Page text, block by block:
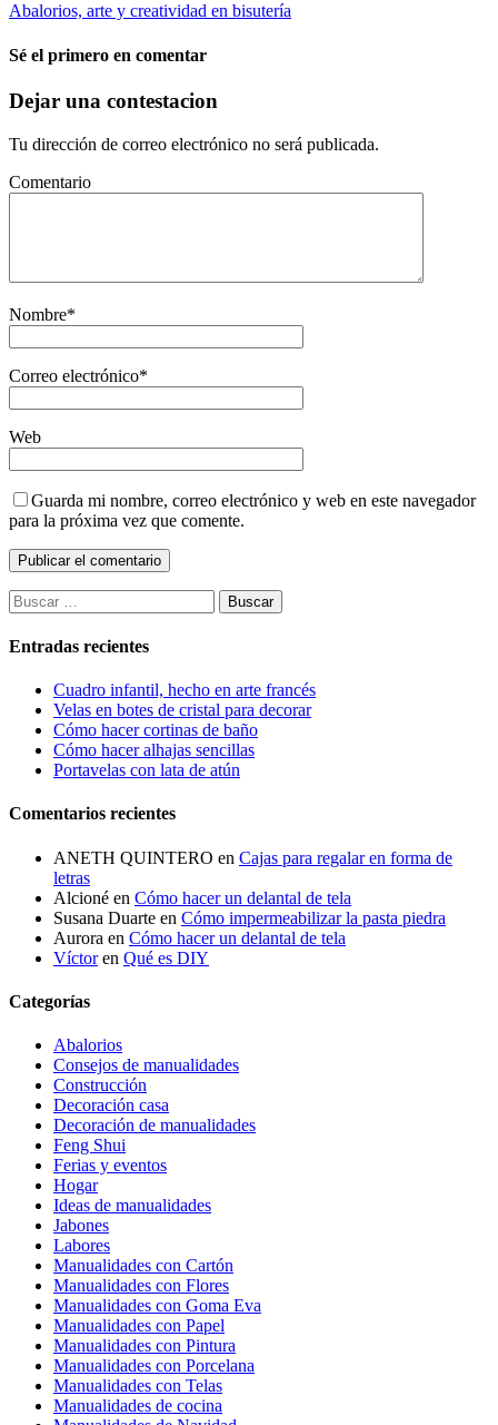
Abalorios, arte y creatividad en bisutería
Sé el primero en comentar
Dejar una contestacion
Tu dirección de correo electrónico no será publicada.
Comentario
Nombre*
Correo electrónico*
Web
Guarda mi nombre, correo electrónico y web en este navegador
para la próxima vez que comente.
Buscar:
Entradas recientes
Cuadro infantil, hecho en arte francés
Velas en botes de cristal para decorar
Cómo hacer cortinas de baño
Cómo hacer alhajas sencillas
Portavelas con lata de atún
Comentarios recientes
ANETH QUINTERO en Cajas para regalar en forma de
letras
Alcioné en Cómo hacer un delantal de tela
Susana Duarte en Cómo impermeabilizar la pasta piedra
Aurora en Cómo hacer un delantal de tela
Víctoren Qué es DIY
Categorías
Abalorios
Consejos de manualidades
Construcción
Decoración casa
Decoración de manualidades
Feng Shui
Ferias y eventos
Hogar
Ideas de manualidades
Jabones
Labores
Manualidades con Cartón
Manualidades con Flores
Manualidades con Goma Eva
Manualidades con Papel
Manualidades con Pintura
Manualidades con Porcelana
Manualidades con Telas
Manualidades de cocina